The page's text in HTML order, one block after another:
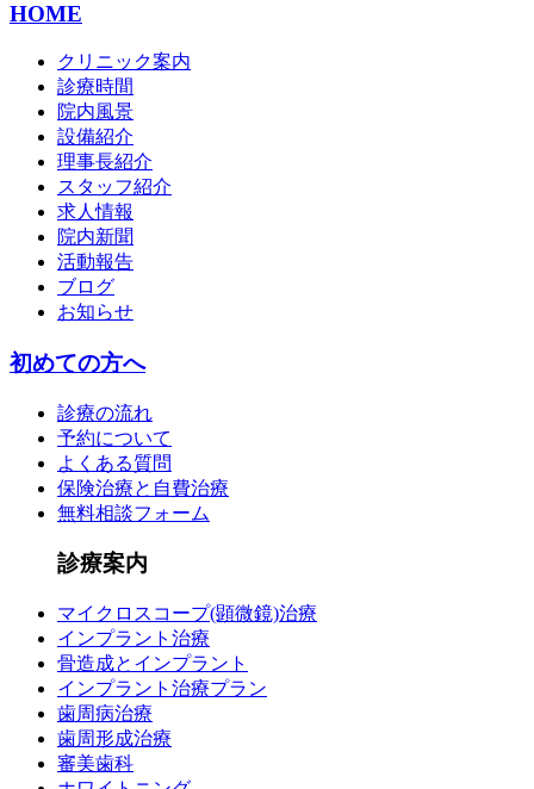
HOME
クリニック案内
診療時間
院内風景
設備紹介
理事長紹介
スタッフ紹介
求人情報
院内新聞
活動報告
ブログ
お知らせ
初めての方へ
診療の流れ
予約について
よくある質問
保険治療と自費治療
無料相談フォーム
診療案内
マイクロスコープ(顕微鏡)治療
インプラント治療
骨造成とインプラント
インプラント治療プラン
歯周病治療
歯周形成治療
審美歯科